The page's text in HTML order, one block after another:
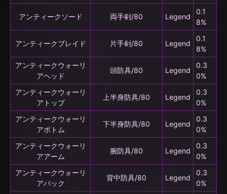
アンティークソード 両手剣/80 Legend
0.1
8%
アンティークブレイド 片手剣/80 Legend
0.1
8%
アンティークウォーリ
アヘッド
頭防具/80 Legend
0.3
0%
アンティークウォーリ
アトップ
上半身防具/80 Legend
0.3
0%
アンティークウォーリ
アボトム
下半身防具/80 Legend
0.3
0%
アンティークウォーリ
アアーム
腕防具/80 Legend
0.3
0%
アンティークウォーリ
アバック
背中防具/80 Legend
0.3
0%